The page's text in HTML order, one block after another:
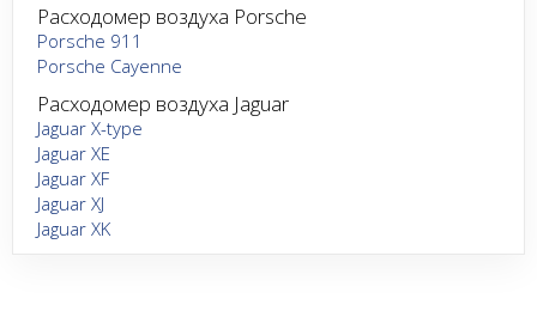
Расходомер воздуха Porsche
Porsche 911
Porsche Cayenne
Расходомер воздуха Jaguar
Jaguar X-type
Jaguar XE
Jaguar XF
Jaguar XJ
Jaguar XK